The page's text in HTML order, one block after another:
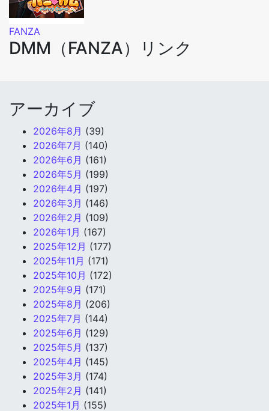
FANZA
DMM（FANZA）リンク
アーカイブ
2026年8月 (39)
2026年7月 (140)
2026年6月 (161)
2026年5月 (199)
2026年4月 (197)
2026年3月 (146)
2026年2月 (109)
2026年1月 (167)
2025年12月 (177)
2025年11月 (171)
2025年10月 (172)
2025年9月 (171)
2025年8月 (206)
2025年7月 (144)
2025年6月 (129)
2025年5月 (137)
2025年4月 (145)
2025年3月 (174)
2025年2月 (141)
2025年1月 (155)